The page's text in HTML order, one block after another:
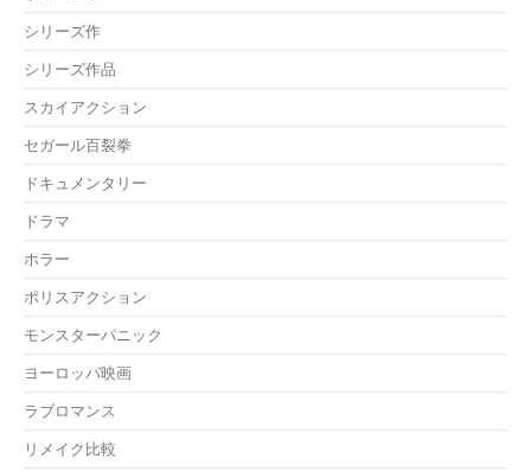
シリーズ作
シリーズ作品
スカイアクション
セガール百裂拳
ドキュメンタリー
ドラマ
ホラー
ポリスアクション
モンスターパニック
ヨーロッパ映画
ラブロマンス
リメイク比較